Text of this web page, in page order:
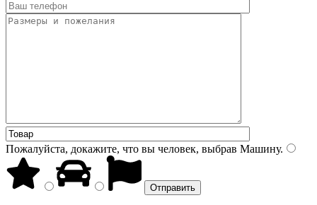
Пожалуйста, докажите, что вы человек, выбрав Машину.